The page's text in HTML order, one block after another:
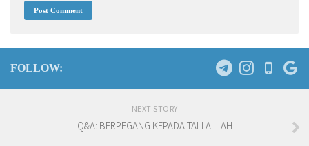
FOLLOW:
NEXT STORY
Q&A: BERPEGANG KEPADA TALI ALLAH